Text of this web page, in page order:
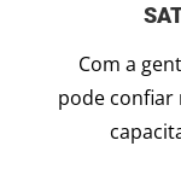
Com a
pode confiar